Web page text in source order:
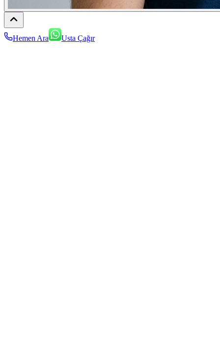
Hemen Ara Usta Çağır